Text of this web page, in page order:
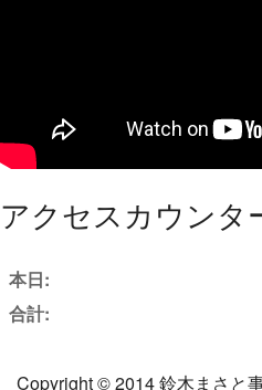
アクセスカウンタ
本日:
合計:
Copyright © 2014 鈴木まさと